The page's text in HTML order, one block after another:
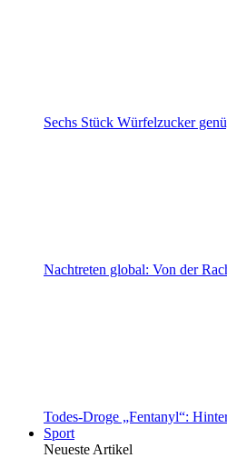
Sechs Stück Würfelzucker
Nachtreten global: Von der
Todes-Droge „Fentanyl“:
Sport
Neueste Artikel